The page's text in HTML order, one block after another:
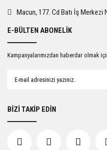
Macun, 177. Cd Batı İş
E-BÜLTEN ABONELİK
Kampanyalarımızdan haberdar olmak
BİZİ TAKİP EDİN